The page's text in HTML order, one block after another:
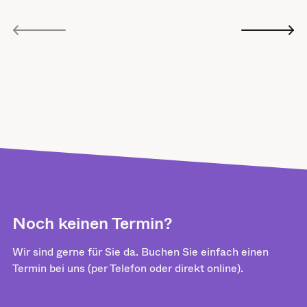
Noch keinen Termin?
Wir sind gerne für Sie da. Buchen Sie einfach einen
Termin bei uns (per Telefon oder direkt online).